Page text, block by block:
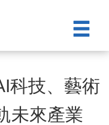
技、藝術
未來產業